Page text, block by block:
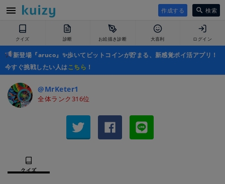
作成する 検索
クイズ 診断 お絵描き診断 大喜利 ログイン
新登場『aruco』✨歩いてビットコインが貯まる、新感覚ポイ活アプリ！
今すぐ挑戦したい人はこちら ！
@MrKeter1
全体ランク316位
クイズ